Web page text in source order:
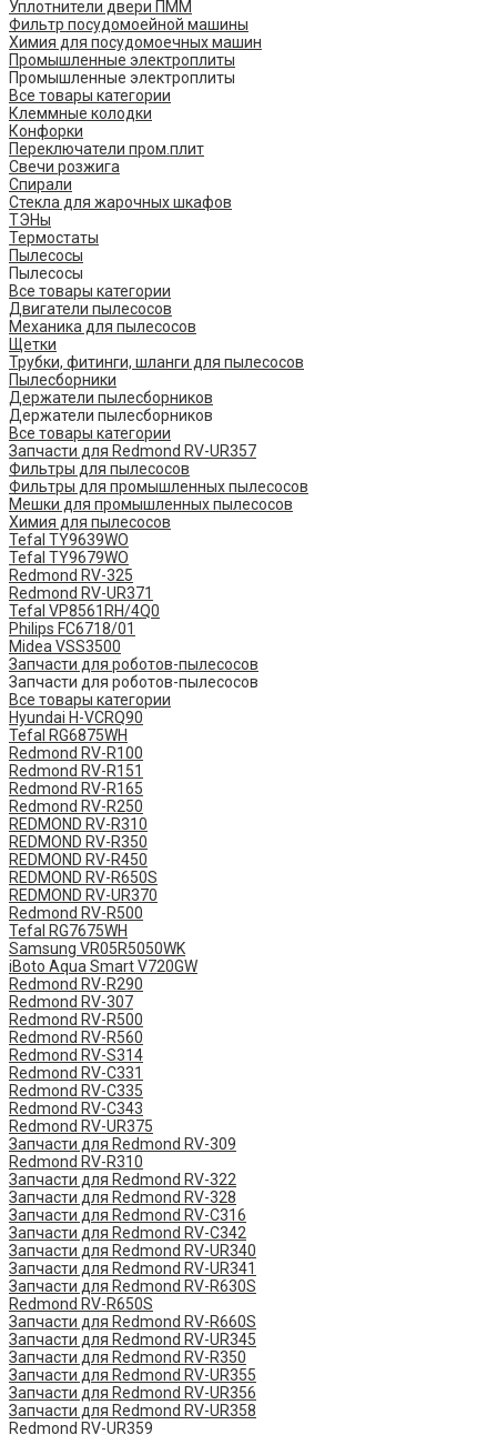
Уплотнители двери ПММ
Фильтр посудомоейной машины
Химия для посудомоечных машин
Промышленные электроплиты
Промышленные электроплиты
Все товары категории
Клеммные колодки
Конфорки
Переключатели пром.плит
Свечи розжига
Спирали
Стекла для жарочных шкафов
ТЭНы
Термостаты
Пылесосы
Пылесосы
Все товары категории
Двигатели пылесосов
Механика для пылесосов
Щетки
Трубки, фитинги, шланги для пылесосов
Пылесборники
Держатели пылесборников
Держатели пылесборников
Все товары категории
Запчасти для Redmond RV-UR357
Фильтры для пылесосов
Фильтры для промышленных пылесосов
Мешки для промышленных пылесосов
Химия для пылесосов
Tefal TY9639WO
Tefal TY9679WO
Redmond RV-325
Redmond RV-UR371
Tefal VP8561RH/4Q0
Philips FC6718/01
Midea VSS3500
Запчасти для роботов-пылесосов
Запчасти для роботов-пылесосов
Все товары категории
Hyundai H-VCRQ90
Tefal RG6875WH
Redmond RV-R100
Redmond RV-R151
Redmond RV-R165
Redmond RV-R250
REDMOND RV-R310
REDMOND RV-R350
REDMOND RV-R450
REDMOND RV-R650S
REDMOND RV-UR370
Redmond RV-R500
Tefal RG7675WH
Samsung VR05R5050WK
iBoto Aqua Smart V720GW
Redmond RV-R290
Redmond RV-307
Redmond RV-R500
Redmond RV-R560
Redmond RV-S314
Redmond RV-C331
Redmond RV-C335
Redmond RV-C343
Redmond RV-UR375
Запчасти для Redmond RV-309
Redmond RV-R310
Запчасти для Redmond RV-322
Запчасти для Redmond RV-328
Запчасти для Redmond RV-C316
Запчасти для Redmond RV-C342
Запчасти для Redmond RV-UR340
Запчасти для Redmond RV-UR341
Запчасти для Redmond RV-R630S
Redmond RV-R650S
Запчасти для Redmond RV-R660S
Запчасти для Redmond RV-UR345
Запчасти для Redmond RV-R350
Запчасти для Redmond RV-UR355
Запчасти для Redmond RV-UR356
Запчасти для Redmond RV-UR358
Redmond RV-UR359